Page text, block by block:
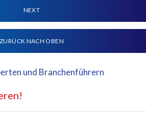
NEXT
ZURÜCK NACH OBEN
und Branchenführern